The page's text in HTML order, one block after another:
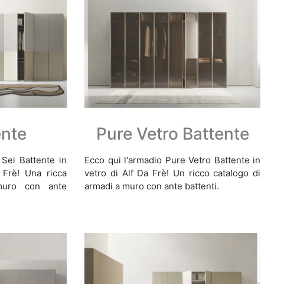
Battente in
Una ricca
con ante
Pure Vetro Battente
Ecco qui l'armadio Pure Vetro Battente in
vetro di Alf Da Frè! Un ricco catalogo di
armadi a muro con ante battenti.